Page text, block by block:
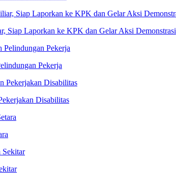
Siap Laporkan ke KPK dan Gelar Aksi Demonstrasi
Pekerja
Disabilitas